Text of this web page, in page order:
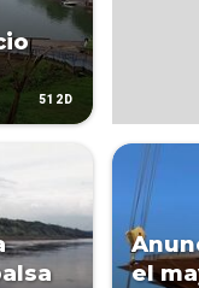
512D
el